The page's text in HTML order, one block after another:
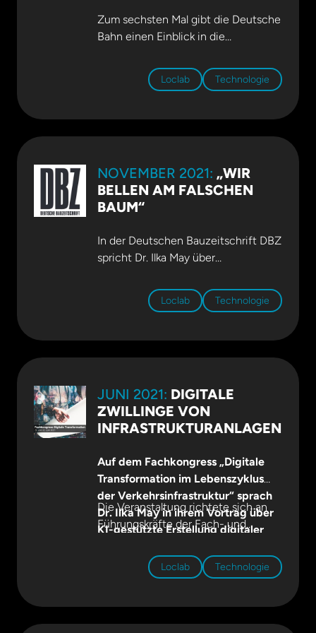
Zum sechsten Mal gibt die Deutsche
Bahn einen Einblick in die
Schiene. Mit der
Buchveröffentlichung
Bahn, was sie kann. Mit dabei ist
LocLab Consulting. Mehr dazu
Loclab Technologie
NOVEMBER 2021: „WIR
BELLEN AM FALSCHEN
BAUM“
In der Deutschen Bauzeitschrift DBZ
spricht Dr. Ilka May über
bei der Digitalisierung in der
Bauwirtschaft. Mehr dazu
Loclab Technologie
JUNI 2021: DIGITALE
ZWILLINGE VON
INFRASTRUKTURANLAGEN
Auf dem Fachkongress „Digitale
Transformation im Lebenszyklus
der Verkehrsinfrastruktur“ sprach
Dr. Ilka May in ihrem Vortrag über
KI-gestützte Erstellung digitaler
Die Veranstaltung richtete sich an
Führungskräfte der Fach- und
Bauwirtschaft.
Themenschwerpunkte waren
Zuverlässigkeit, Verfügbarkeit und
Leistungsfähigkeit im ganzheitlichen
Loclab Technologie